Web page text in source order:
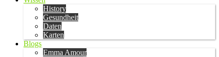
History
Gesundheit
Daten
Karten
Blogs
Emma Amour